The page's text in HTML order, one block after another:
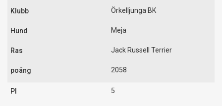
Örkelljunga BK
Meja
Jack Russell Terrier
2058
5